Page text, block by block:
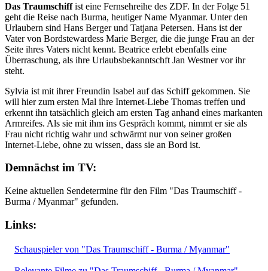
Das Traumschiffist eine Fernsehreihe des ZDF. In der Folge 51
geht die Reise nach Burma, heutiger Name Myanmar. Unter den
Urlaubern sind Hans Berger und Tatjana Petersen. Hans ist der
Vater von Bordstewardess Marie Berger, die die junge Frau an der
Seite ihres Vaters nicht kennt. Beatrice erlebt ebenfalls eine
Überraschung, als ihre Urlaubsbekanntschft Jan Westner vor ihr
steht.
Sylvia ist mit ihrer Freundin Isabel auf das Schiff gekommen. Sie
will hier zum ersten Mal ihre Internet-Liebe Thomas treffen und
erkennt ihn tatsächlich gleich am ersten Tag anhand eines markanten
Armreifes. Als sie mit ihm ins Gespräch kommt, nimmt er sie als
Frau nicht richtig wahr und schwärmt nur von seiner großen
Internet-Liebe, ohne zu wissen, dass sie an Bord ist.
Demnächst im TV:
Keine aktuellen Sendetermine für den Film "Das Traumschiff -
Burma / Myanmar" gefunden.
Links:
Schauspieler von "Das Traumschiff - Burma / Myanmar"